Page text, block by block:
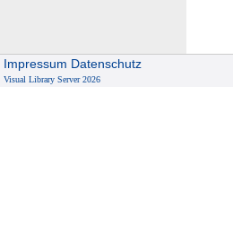
Impressum Datenschutz
Visual Library Server 2026